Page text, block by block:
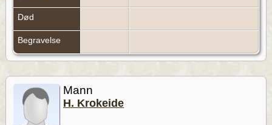
Død
Begravelse
Mann
H. Krokeide